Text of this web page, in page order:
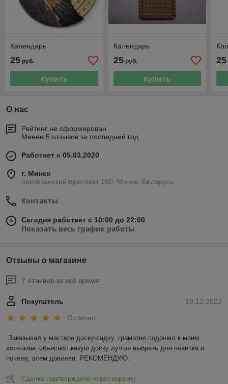
Календарь
25 руб.
Купить
Календарь
25руб.
Купить
25
О нас
Рейтинг не сформирован
Менее 5 отзывов за последний год
Работает с 05.03.2020
г. Минск
партизанский проспект 150, Минск, Беларусь
Контакты
Сегодня работает с 10:00 до 22:00
Показать весь график работы
Отзывы о магазине
7 отзывов за всё время
19.12.2022
Покупатель
Отлично
Заказывал у мастера доску-садху, грамотно подошел к моим
хотелкам, объяснил какую доску лучше выбрать для новичка и
почему, всем доволен, РЕКОМЕНДУЮ.
Сделка подтверждена через корзину